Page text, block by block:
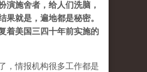
演施舍者，给人们洗脑，
果就是，遍地都是秘密。
着美国三四十年前实施的
，情报机构很多工作都是